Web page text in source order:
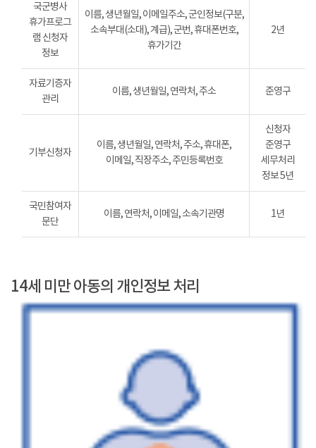
국군병사
휴가프로그
램 신청자
정보
이름, 생년월일, 이메일주소, 군인정보(구분,
소속부대(소대), 계급), 군번, 휴대폰번호,
휴가기간
2년
자료기증자
관리
이름, 생년월일, 연락처, 주소 준영구
기부신청자
이름, 생년월일, 연락처, 주소, 휴대폰,
이메일, 직장주소, 주민등록번호
신청자
준영구
세무처리
정보 5년
국민참여자
문단
이름, 연락처, 이메일, 소속기관명 1년
14세 미만 아동의 개인정보 처리